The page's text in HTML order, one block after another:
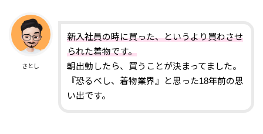
さとし
新入社員の時に買った、というより買わさせ
られた着物です。
朝出勤したら、買うことが決まってました。
『恐るべし、着物業界』と思った18年前の思
い出です。